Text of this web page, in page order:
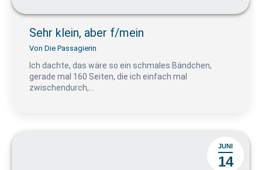
Sehr klein, aber f/mein
Von Die Passagierin
Ich dachte, das wäre so ein schmales Bändchen,
gerade mal 160 Seiten, die ich einfach mal
zwischendurch,…
JUNI
14